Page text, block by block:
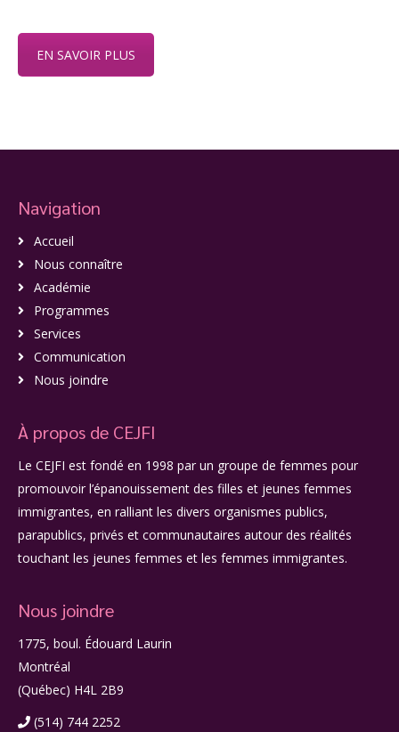
EN SAVOIR PLUS
Navigation
Accueil
Nous connaître
Académie
Programmes
Services
Communication
Nous joindre
À propos de CEJFI
Le CEJFI est fondé en 1998 par un groupe de femmes pour
promouvoir l’épanouissement des filles et jeunes femmes
immigrantes, en ralliant les divers organismes publics,
parapublics, privés et communautaires autour des réalités
touchant les jeunes femmes et les femmes immigrantes.
Nous joindre
1775, boul. Édouard Laurin
Montréal
(Québec) H4L 2B9
(514) 744 2252